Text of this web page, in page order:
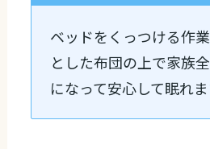
ベッドをくっつける作
とした布団の上で家族
になって安心して眠れま